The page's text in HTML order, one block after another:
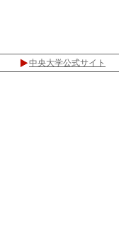
中央大学公式サイト